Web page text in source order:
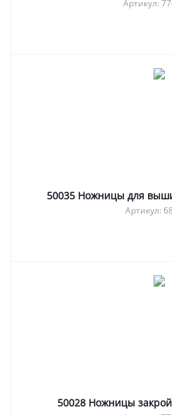
Артикул:
50035 Ножницы для
Артикул:
50028 Ножницы